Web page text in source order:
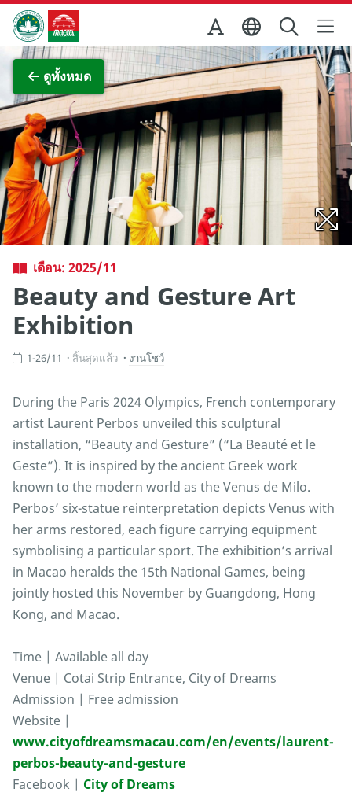
Skip to Main Content
สำนักงานการท่องเที่ยวของรัฐบาลมาเก๊า
ดูทั้งหมด
ภาพขยาย
เดือน: 2025/11
Beauty and Gesture Art
Exhibition
1-26/11 สิ้นสุดแล้ว งานโชว์
During the Paris 2024 Olympics, French contemporary
artist Laurent Perbos unveiled this sculptural
installation, “Beauty and Gesture” (“La Beauté et le
Geste”). It is inspired by the ancient Greek work
known to the modern world as the Venus de Milo.
Perbos’ six-statue reinterpretation depicts Venus with
her arms restored, each figure carrying equipment
symbolising a particular sport. The exhibition’s arrival
in Macao heralds the 15th National Games, being
jointly hosted this November by Guangdong, Hong
Kong, and Macao.
Time | Available all day
Venue | Cotai Strip Entrance, City of Dreams
Admission | Free admission
Website |
www.cityofdreamsmacau.com/en/events/laurent-
perbos-beauty-and-gesture
Facebook | City of Dreams